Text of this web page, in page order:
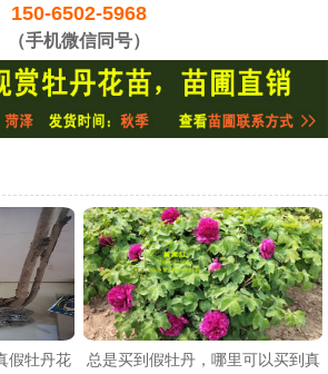
150-6502-5968
（手机微信同号）
假牡丹花
总是买到假牡丹，哪里可以买到真